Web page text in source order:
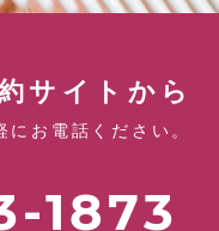
サイトから
お電話ください。
1873